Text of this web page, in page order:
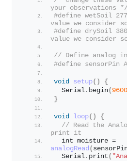
your observations */
#define wetSoil
value we consider
#define drySoil
value we consider
// Define analog
#define sensorPin
void setup()
{
  Serial.
begin( 9600
}
void loop()
{
// Read the
print it
  int moisture =
analogRead (
  Serial.
print (